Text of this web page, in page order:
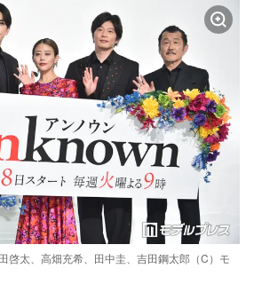
啓太、高畑充希、田中圭、吉田鋼太郎（C）モ